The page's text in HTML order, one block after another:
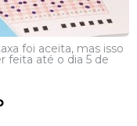
foi aceita, mas isso
feita até o dia 5 de